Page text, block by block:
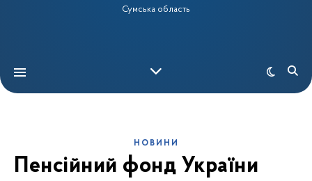
Сумська область
НОВИНИ
Пенсійний фонд України